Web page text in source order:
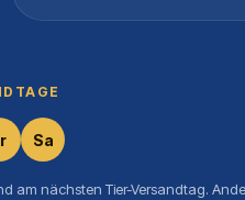
Sa
am nächsten Tier-Versandtag.